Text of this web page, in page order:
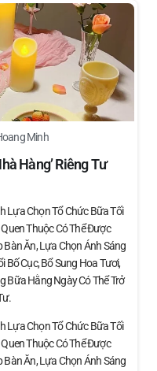
Minh
Hàng’ Riêng Tư
Lựa Chọn Tổ Chức Bữa Tối
Thuộc Có Thể Được
Bàn Ăn, Lựa Chọn Ánh Sáng
Bố Cục, Bổ Sung Hoa Tươi,
Bữa Hằng Ngày Có Thể Trở
Lựa Chọn Tổ Chức Bữa Tối
Thuộc Có Thể Được
Bàn Ăn, Lựa Chọn Ánh Sáng